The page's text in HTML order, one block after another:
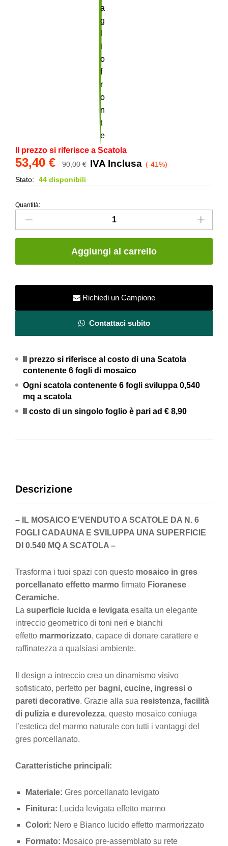
Il prezzo si riferisce a Scatola
53,40 € 90,00€ IVA Inclusa (-41%)
Stato:
44 disponibili
Mosaico
Marmorea
Quantità:
Aggiungi al carrello
Richiedi un Campione
Contattaci subito
Il prezzo si riferisce al costo di una Scatola
contenente 6 fogli di mosaico
Ogni scatola contenente 6 fogli sviluppa 0,540
mq a scatola
Il costo di un singolo foglio è pari ad € 8,90
Descrizione
– IL MOSAICO E’VENDUTO A SCATOLE DA N. 6
FOGLI CADAUNA E SVILUPPA UNA SUPERFICIE
DI 0.540 MQ A SCATOLA –
Trasforma i tuoi spazi con questo mosaico in gres
porcellanato effetto marmo firmato Fioranese
Ceramiche.
La superficie lucida e levigata esalta un elegante
intreccio geometrico di toni neri e bianchi
effetto marmorizzato, capace di donare carattere e
raffinatezza a qualsiasi ambiente.
Il design a intreccio crea un dinamismo visivo
sofisticato, perfetto per bagni, cucine, ingressi o
pareti decorative. Grazie alla sua resistenza, facilità
di pulizia e durevolezza, questo mosaico coniuga
l’estetica del marmo naturale con tutti i vantaggi del
gres porcellanato.
Caratteristiche principali:
Materiale: Gres porcellanato levigato
Finitura: Lucida levigata effetto marmo
Colori: Nero e Bianco lucido effetto marmorizzato
Formato: Mosaico pre-assemblato su rete